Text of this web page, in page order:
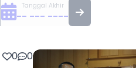
Tanggal Akhir
-- --- ----
0 0